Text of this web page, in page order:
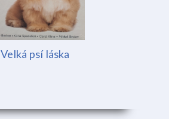
Velká psí láska